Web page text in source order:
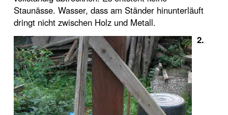
Staunässe. Wasser, dass am Ständer hinunterläuft
dringt nicht zwischen Holz und Metall.
2.